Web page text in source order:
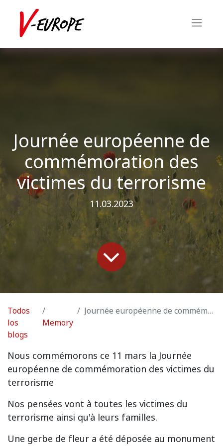
Journée européenne de
commémoration des
victimes du terrorisme
11.03.2023
Todos
los
blogs
Memory
Journée européenne de commémoration des victimes du terrorisme
Nous commémorons ce 11 mars la Journée
européenne de commémoration des victimes du
terrorisme
Nos pensées vont à toutes les victimes du
terrorisme ainsi qu'à leurs familles.
Une gerbe de fleur a été déposée au monument